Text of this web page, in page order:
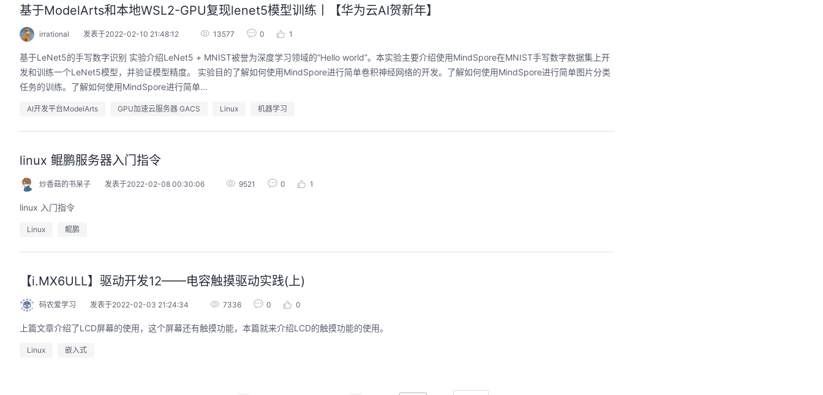
基于ModelArts和本地WSL2-GPU复现lenet5模型训练丨【华为云AI贺新年】
irrational 发表于2022-02-10 21:48:12 13577 0 1
基于LeNet5的手写数字识别 实验介绍LeNet5 + MNIST被誉为深度学习领域的“Hello world”。本实验主要介绍使用MindSpore在MNIST手写数字数据集上开
发和训练一个LeNet5模型，并验证模型精度。 实验目的了解如何使用MindSpore进行简单卷积神经网络的开发。了解如何使用MindSpore进行简单图片分类
任务的训练。了解如何使用MindSpore进行简单...
AI开发平台ModelArts GPU加速云服务器 GACS Linux 机器学习
linux 鲲鹏服务器入门指令
炒香菇的书呆子 发表于2022-02-08 00:30:06 9521 0 1
linux 入门指令
Linux 鲲鹏
【i.MX6ULL】驱动开发12——电容触摸驱动实践(上)
码农爱学习 发表于2022-02-03 21:24:34 7336 0 0
上篇文章介绍了LCD屏幕的使用，这个屏幕还有触摸功能，本篇就来介绍LCD的触摸功能的使用。
Linux 嵌入式